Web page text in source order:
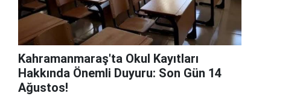
Kahramanmaraş'ta Okul Kayıtları
Hakkında Önemli Duyuru: Son Gün 14
Ağustos!